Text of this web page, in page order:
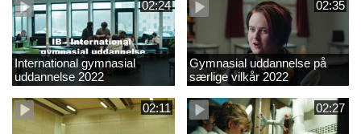
02:24
International gymnasial
uddannelse 2022
02:35
Gymnasial uddannelse på
særlige vilkår 2022
02:11 02:27